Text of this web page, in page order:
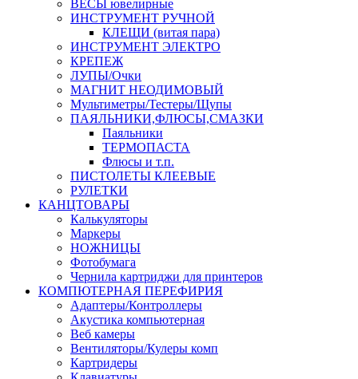
ВЕСЫ ювелирные
ИНСТРУМЕНТ РУЧНОЙ
КЛЕЩИ (витая пара)
ИНСТРУМЕНТ ЭЛЕКТРО
КРЕПЕЖ
ЛУПЫ/Очки
МАГНИТ НЕОДИМОВЫЙ
Мультиметры/Тестеры/Щупы
ПАЯЛЬНИКИ,ФЛЮСЫ,СМАЗКИ
Паяльники
ТЕРМОПАСТА
Флюсы и т.п.
ПИСТОЛЕТЫ КЛЕЕВЫЕ
РУЛЕТКИ
КАНЦТОВАРЫ
Калькуляторы
Маркеры
НОЖНИЦЫ
Фотобумага
Чернила картриджи для принтеров
КОМПЮТЕРНАЯ ПЕРЕФИРИЯ
Адаптеры/Контроллеры
Акустика компьютерная
Веб камеры
Вентиляторы/Кулеры комп
Картридеры